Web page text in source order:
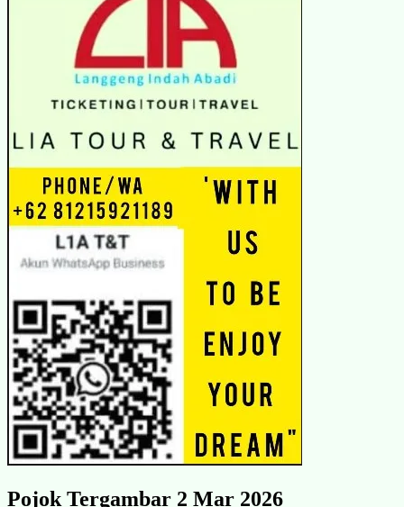
Pojok Tergambar 2 Mar 2026